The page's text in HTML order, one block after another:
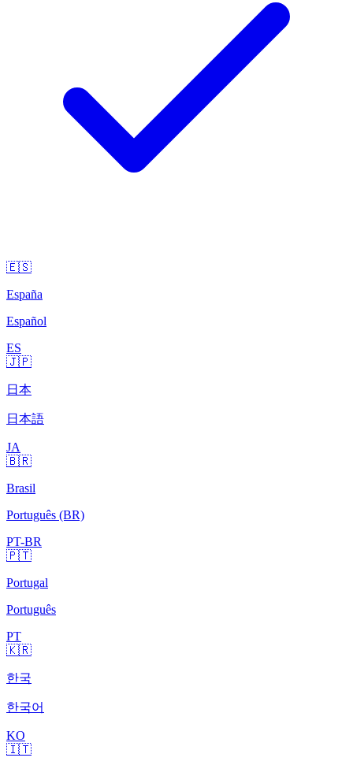
🇪🇸
España
Español
ES
🇯🇵
日本
日本語
JA
🇧🇷
Brasil
Português (BR)
PT-BR
🇵🇹
Portugal
Português
PT
🇰🇷
한국
한국어
KO
🇮🇹